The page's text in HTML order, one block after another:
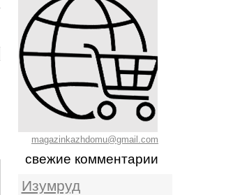
magazinkazhdomu@gmail.com
свежие комментарии
Изумруд